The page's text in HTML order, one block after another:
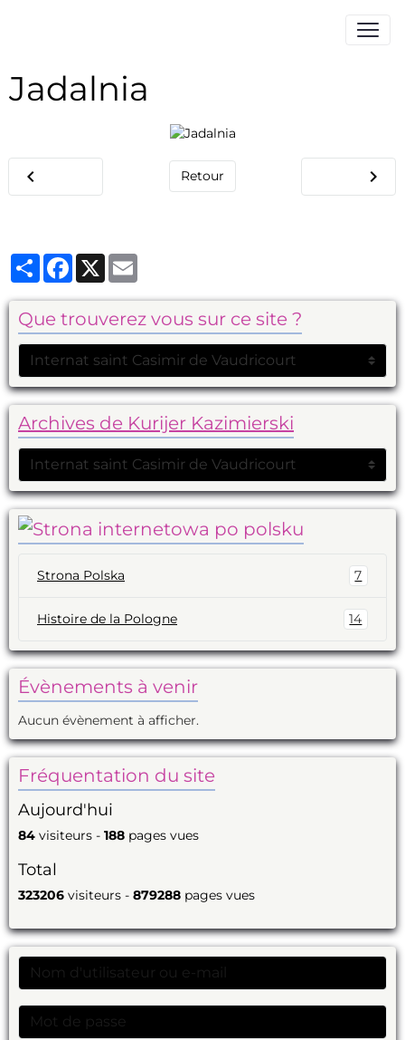
Jadalnia
Retour
PartagerFacebook
X
Que trouverez vous sur ce site ?
Archives de Kurijer Kazimierski
Strona Polska 7
Histoire de la Pologne 14
Évènements à venir
Aucun évènement à afficher.
Fréquentation du site
Aujourd'hui
84 visiteurs - 188 pages vues
Total
323206 visiteurs - 879288 pages vues